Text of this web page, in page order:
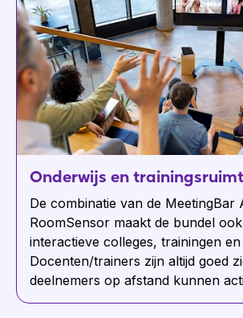
Onderwijs en
De combinatie van de MeetingBar
RoomSensor maakt de bundel
interactieve colleges, trainingen
Docenten/trainers zijn altijd goed
deelnemers op afstand kunnen